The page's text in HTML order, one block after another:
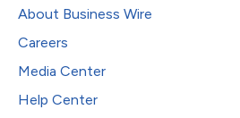
About Business Wire
Careers
Media Center
Help Center